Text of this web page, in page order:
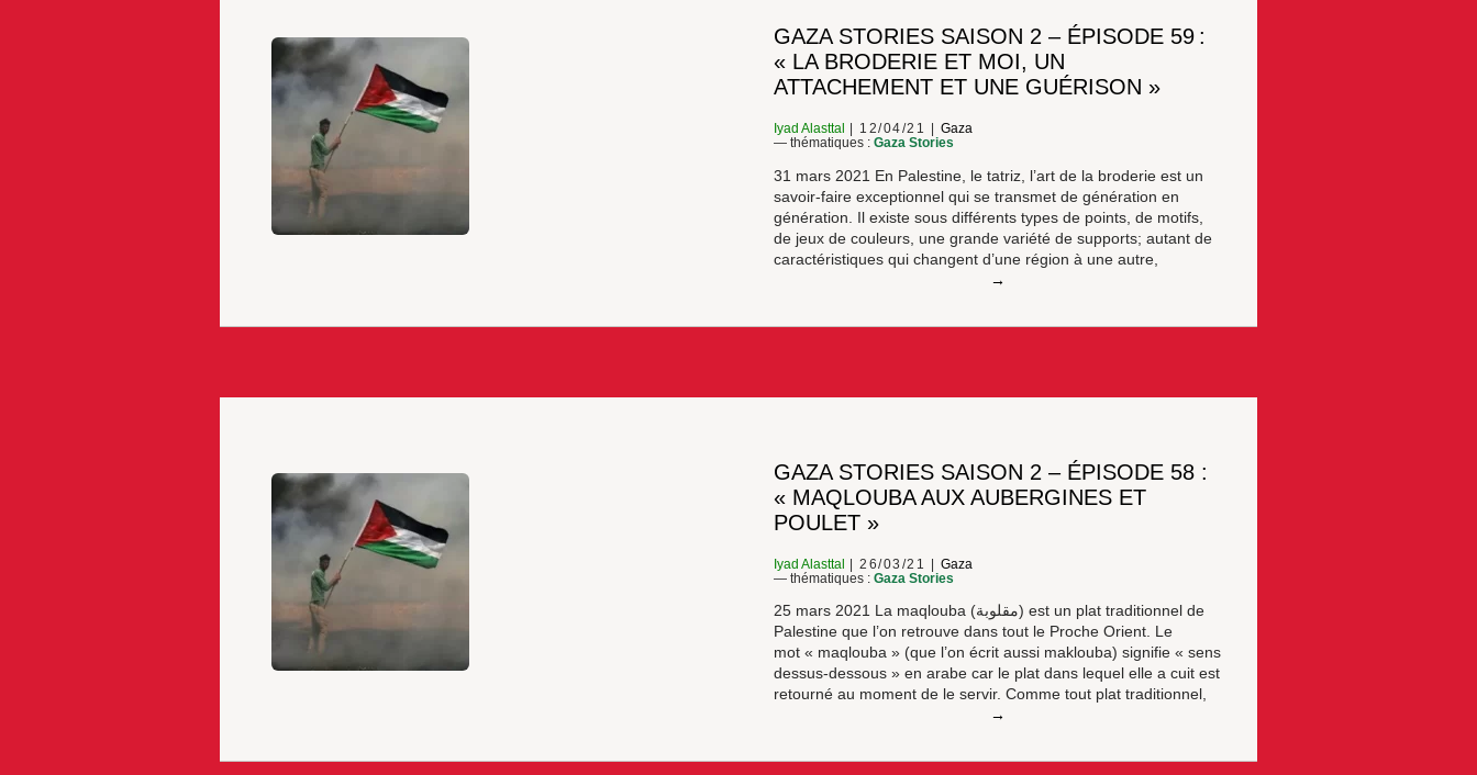
GAZA STORIES SAISON 2 – ÉPISODE 59 :
« LA BRODERIE ET MOI, UN
ATTACHEMENT ET UNE GUÉRISON »
Iyad Alasttal 12/04/21
Gaza
— thématiques : Gaza Stories
31 mars 2021 En Palestine, le tatriz, l’art de la broderie est un
savoir-faire exceptionnel qui se transmet de génération en
génération. Il existe sous différents types de points, de motifs,
de jeux de couleurs, une grande variété de supports; autant de
caractéristiques qui changent d’une région à une autre,
GAZA STORIES SAISON 2 – ÉPISODE 58 :
« MAQLOUBA AUX AUBERGINES ET
POULET »
Iyad Alasttal 26/03/21
Gaza
— thématiques : Gaza Stories
25 mars 2021 La maqlouba (مقلوبة) est un plat traditionnel de
Palestine que l’on retrouve dans tout le Proche Orient. Le
mot « maqlouba » (que l’on écrit aussi maklouba) signifie « sens
dessus-dessous » en arabe car le plat dans lequel elle a cuit est
retourné au moment de le servir. Comme tout plat traditionnel,